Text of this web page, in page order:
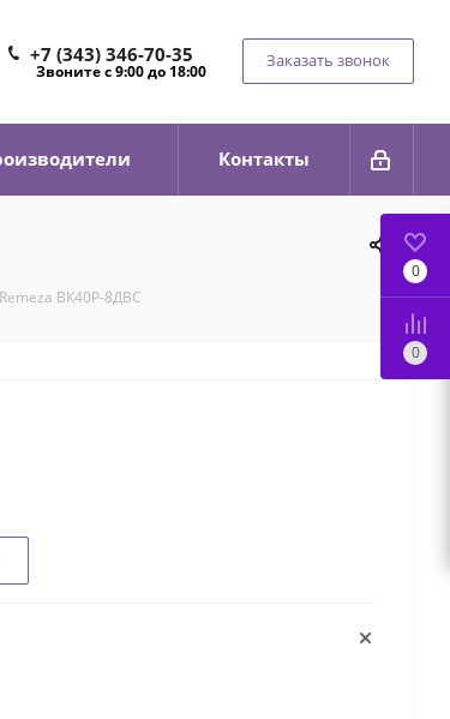
+7 (343) 346-70-35
Звоните с 9:00 до 18:00
Заказать звонок
Контакты
ВК40Р-8ДВС
0
0